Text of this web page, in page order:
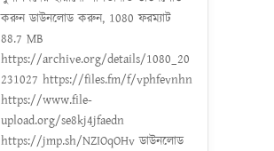
করুন ডাউনলোড করুন, 1080 ফরম্যাট
88.7 MB
https://archive.org/details/1080_20
231027 https://files.fm/f/vphfevnhn
https://www.file-
upload.org/se8kj4jfaedn
https://jmp.sh/NZIOqOHv ডাউনলোড